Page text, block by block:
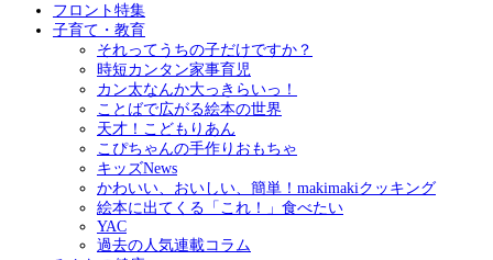
フロント特集
子育て・教育
それってうちの子だけですか？
時短カンタン家事育児
カン太なんか大っきらいっ！
ことばで広がる絵本の世界
天才！こどもりあん
こぴちゃんの手作りおもちゃ
キッズNews
かわいい、おいしい、簡単！makimakiクッキング
絵本に出てくる「これ！」食べたい
YAC
過去の人気連載コラム